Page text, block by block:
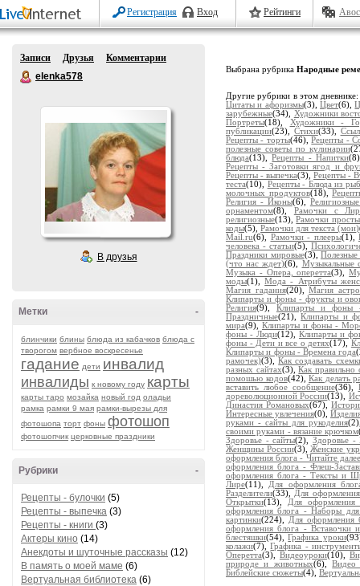
Регистрация Вход Рейтинги
Записи Друзья
Комментарии
elenka578
В друзья
-
Метки
блинчики блины блюда из кабачков блюда с
творогом вербное воскресенье
гадание дети инвалид
инвалиды к новому году карты
карты таро мозайка новый год оладьи
рамка рамки 9 мая рамки-вырезы для
фотошопа торт фоны фотошоп
фотошопчик церковные праздники
-
Рубрики
Рецепты - булочки (5)
Рецепты - выпечка (3)
Рецепты - книги (3)
Актеры кино (14)
Анекдоты и шуточные рассказы (12)
В память о моей маме (6)
Вертуальная библиотека (6)
Выбрана рубрика Народные
Другие рубрики в этом
Цитаты и афоризмы(3),Цвет(6),
зарубежные(34), Художники
Портреты(18), Художники -
публикации(23), Стихи(33),
Рецепты - торты(46),Рецепты -
полезные советы по кулинарии
блюда(13),Рецепты - Напитки
Рецепты - Заготовки ягод и
Рецепты - выпечка(3), Рецепты -
теста(10), Рецепты - Блюда из
молочных продуктов(18),
Религия - Иконы(6),
орнаментом(8), Рамочки с
религиозные(13),Рамочки
коды(5),Рамочки для текста (мои)
Mail.ru(6), Рамочки - плееры(1),
человека - статьи(5),
Праздники мировые(3), Полезные
(что нас ждет)(6), Музыкальные
Музыка - Опера, оперетта(3),
моды(1),Мода - Атрибуты
Магия гадания(20),Магия
Клипарты и фоны - фрукты и
Религия(9), Клипарты и фоны -
Праздничные(21),Клипарты и
мира(9), Клипарты и фоны -
фоны - Люди(12), Клипарты и
фоны - Дети и все о детях(17),
Клипарты и фоны - Времена года
рамочек)(3),Как создавать
разных сайтах(3),Как правильно
помошью кодов(42),Как делать
вставить любое сообщение(36),
дореволюционной России(13),
Династия Романовых(67),
Интересные увлечения(0),
руками - сайты для рукоделия
своими руками - вязание крючком
Здоровье - сайты(2),Здоровье -
Женщины России(3),Женские
оформления блога - Читайте далее
оформления блога - Флеш-
оформления блога - Тексты и
Лире(11), Для оформления
Разделители(33), Для
Открытки(13), Для
оформления блога - Наборы для
картинки(224),
Для оформления
оформления блога - Вставочки
блестяшки(54),Графика уроки
колажи(7),Графика -
Оперетта(3), Видеоуроки(10),
природе и животных(6),Видео
Библейские сюжеты(4),